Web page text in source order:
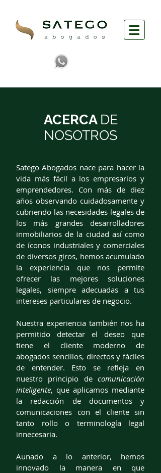
ACERCA DE
NOSOTROS
Satego Abogados nace para hacer la
vida más fácil a los empresarios y
emprendedores. Con más de diez
años observando cuidadosamente y
cubriendo las necesidades legales de
los más grandes desarrolladores
inmobiliarios de la ciudad así como
de íconos industriales y comerciales
de diversos giros, hemos acumulado
la experiencia que nos permite
ofrecer las mejores soluciones
legales, siempre adecuadas a tus
intereses particulares de negocio.
Nuestra experiencia también nos ha
permitido detectar el deseo que
tiene el cliente moderno de
abogados sencillos, directos y fáciles
de entender. Esto se refleja en
nuestro principio de comunicación
inteligente, que aplicamos mediante
la redacción de documentos y
comunicaciones con el cliente sin
tanto rollo o terminología legal
innecesaria.
Aunado a lo anterior, hemos
innovado la manera en que